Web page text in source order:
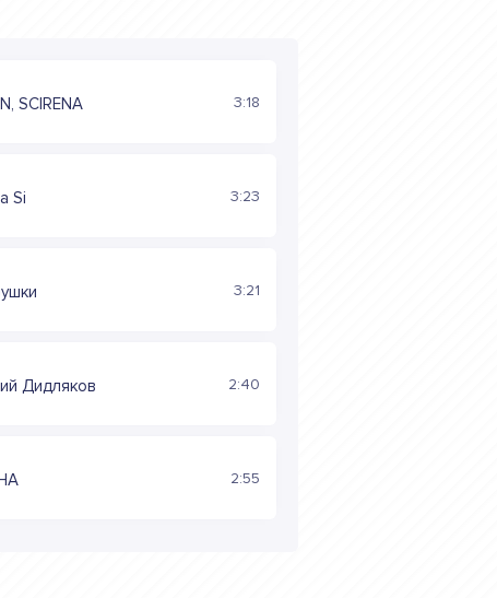
SCIRENA 3:18
Si 3:23
3:21
Дидляков 2:40
2:55